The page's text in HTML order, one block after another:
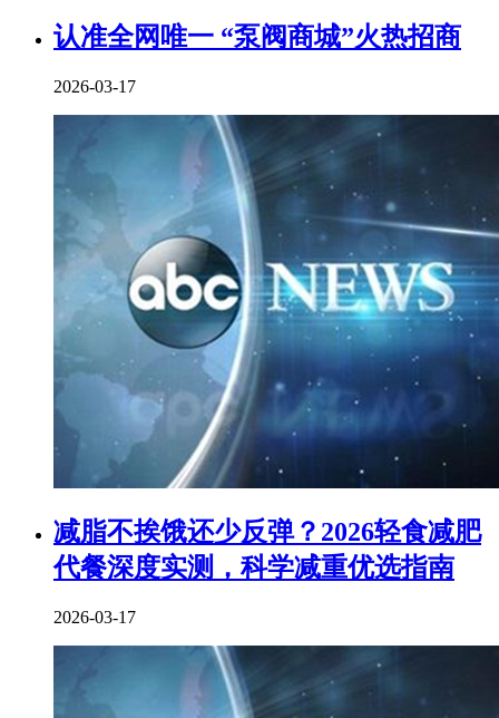
认准全网唯一 “泵阀商城”火热招商
2026-03-17
减脂不挨饿还少反弹？2026轻食减肥
代餐深度实测，科学减重优选指南
2026-03-17